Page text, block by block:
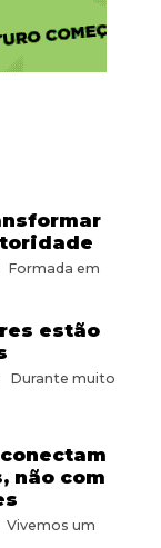
Formada em
estão
Durante muito
não com
Vivemos um